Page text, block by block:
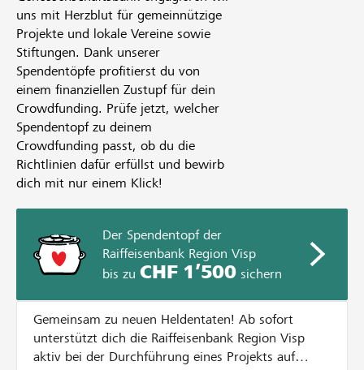
uns mit Herzblut für gemeinnützige
Projekte und lokale Vereine sowie
Stiftungen. Dank unserer
Spendentöpfe profitierst du von
einem finanziellen Zustupf für dein
Crowdfunding. Prüfe jetzt, welcher
Spendentopf zu deinem
Crowdfunding passt, ob du die
Richtlinien dafür erfüllst und bewirb
dich mit nur einem Klick!
Der Spendentopf der
Raiffeisenbank Region Visp
bis zu CHF 1’500sichern
Gemeinsam zu neuen Heldentaten! Ab sofort
unterstützt dich die Raiffeisenbank Region Visp
aktiv bei der Durchführung eines Projekts auf